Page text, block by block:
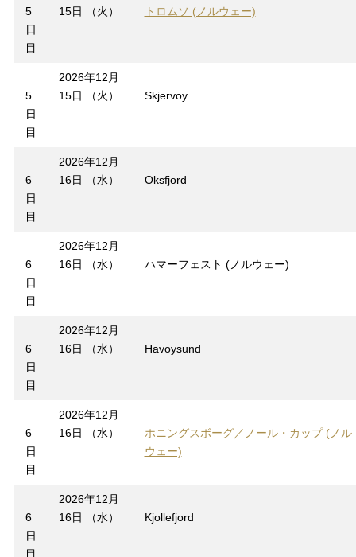
5
日
目
15日 （火）
トロムソ (ノルウェー)
5
日
目
2026年12月
15日 （火）
Skjervoy
6
日
目
2026年12月
16日 （水）
Oksfjord
6
日
目
2026年12月
16日 （水）
ハマーフェスト (ノルウェー)
6
日
目
2026年12月
16日 （水）
Havoysund
6
日
目
2026年12月
16日 （水）
ホニングスボーグ／ノール・カップ (ノル
ウェー)
6
日
目
2026年12月
16日 （水）
Kjollefjord